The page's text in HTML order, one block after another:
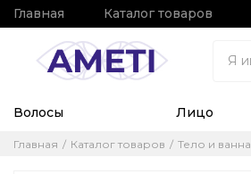
Главная Каталог товаров
Волосы Лицо
Главная Каталог товаров Тело и ванна